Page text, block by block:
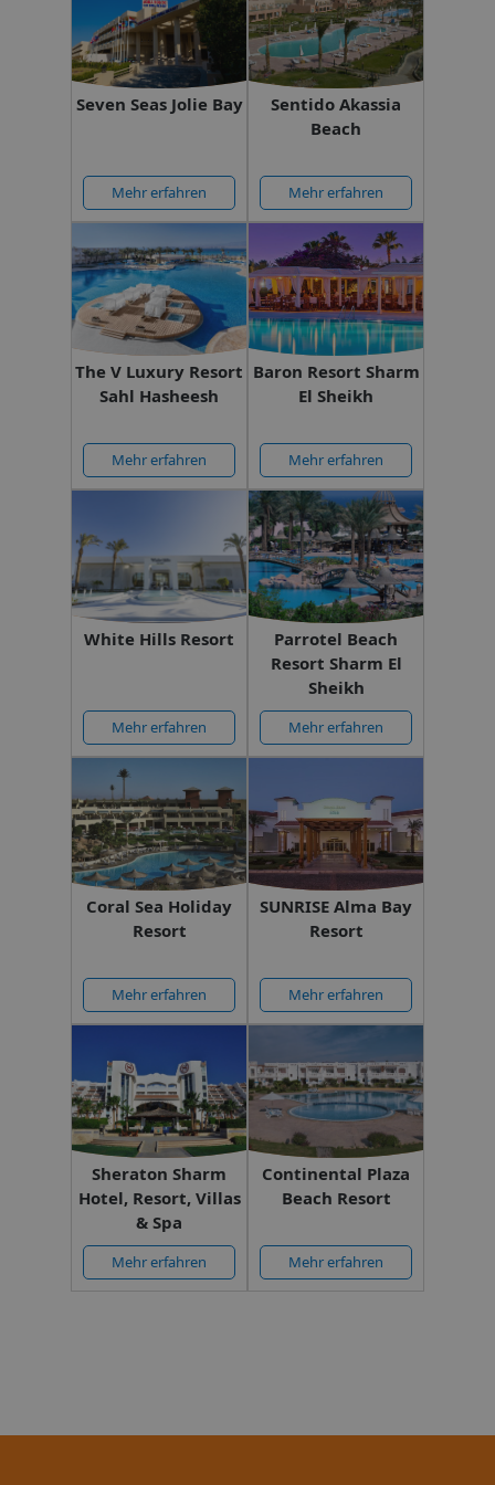
Seven Seas Jolie Bay
Mehr erfahren
Sentido Akassia
Beach
Mehr erfahren
The V Luxury Resort
Sahl Hasheesh
Mehr erfahren
Baron Resort Sharm
El Sheikh
Mehr erfahren
White Hills Resort
Mehr erfahren
Parrotel Beach
Resort Sharm El
Sheikh
Mehr erfahren
Coral Sea Holiday
Resort
Mehr erfahren
SUNRISE Alma Bay
Resort
Mehr erfahren
Sheraton Sharm
Hotel, Resort, Villas
& Spa
Mehr erfahren
Continental Plaza
Beach Resort
Mehr erfahren